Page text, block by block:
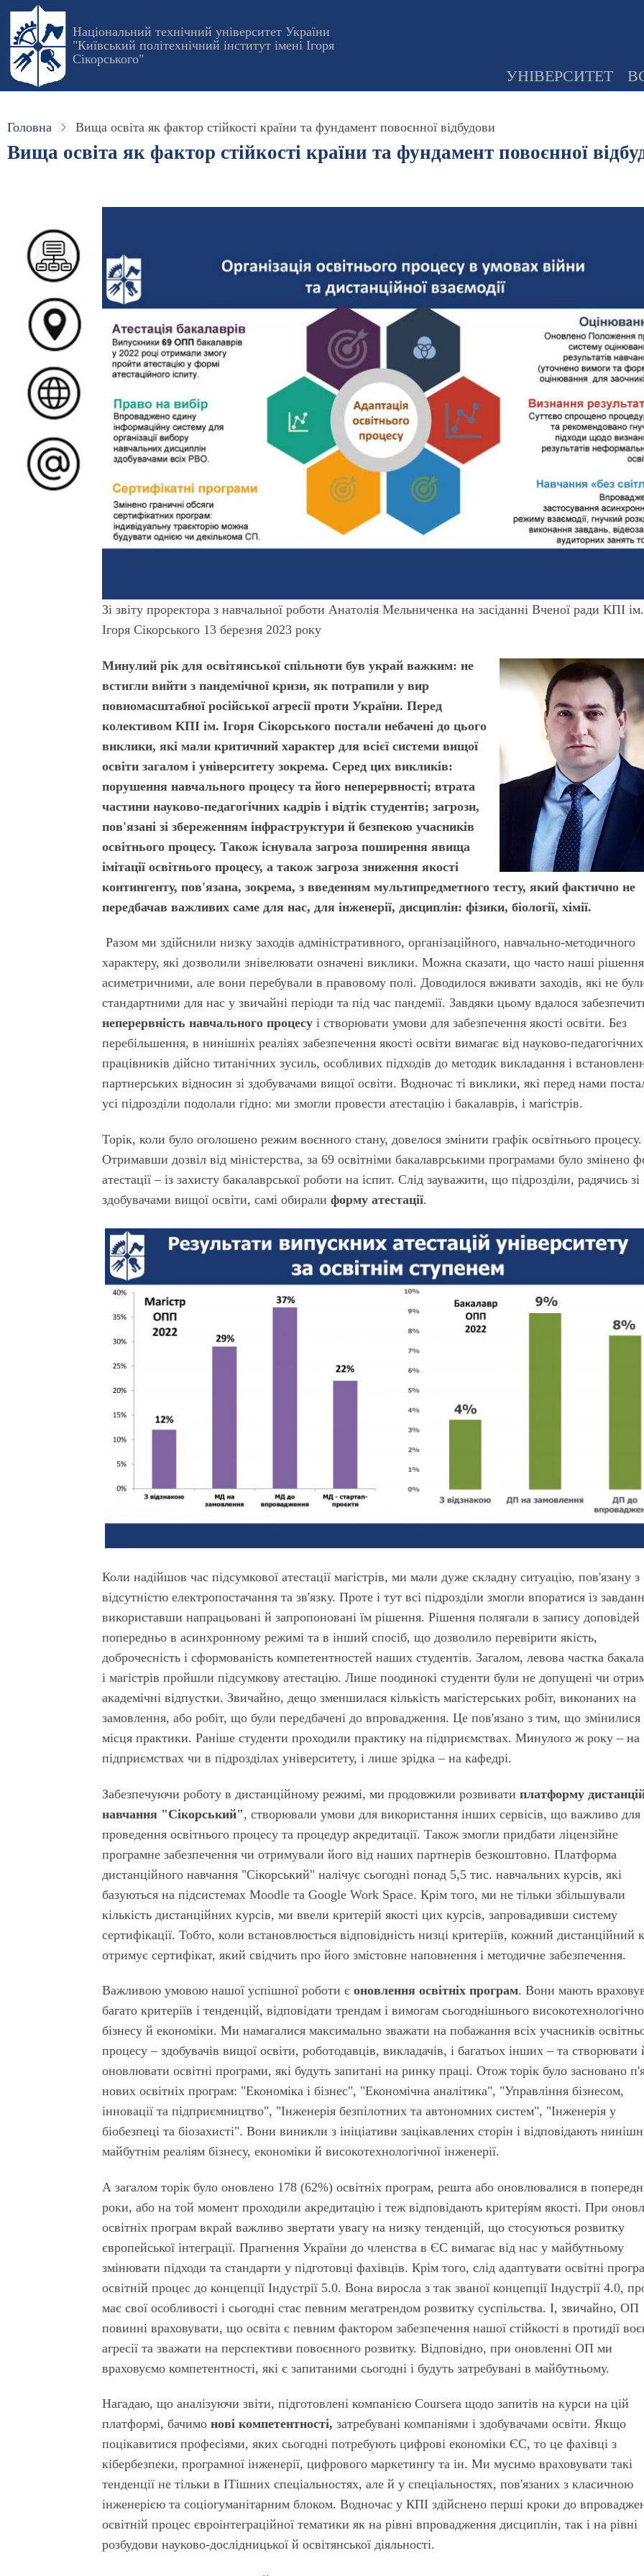
Перейти
основного
вмісту
Національний технічний університет України
"Київський політехнічний інститут імені Ігоря
Сікорського"
УНІВЕРСИТЕТ
Головна Вища освіта як фактор стійкості країни та фундамент повоєнної відбудови
Вища освіта як фактор стійкості країни та фундамент повоєнної
Зі звіту проректора з навчальної роботи Анатолія Мельниченка на засіданні Вченої ради КПІ ім.
Ігоря Сікорського 13 березня 2023 року
Минулий рік для освітянської спільноти був украй важким: не
встигли вийти з пандемічної кризи, як потрапили у вир
повномасштабної російської агресії проти України. Перед
колективом КПІ ім. Ігоря Сікорського постали небачені до цього
виклики, які мали критичний характер для всієї системи вищої
освіти загалом і університету зокрема. Серед цих викликів:
порушення навчального процесу та його неперервності; втрата
частини науково-педагогічних кадрів і відтік студентів; загрози,
пов'язані зі збереженням інфраструктури й безпекою учасників
освітнього процесу. Також існувала загроза поширення явища
імітації освітнього процесу, а також загроза зниження якості
контингенту, пов'язана, зокрема, з введенням мультипредметного тесту, який фактично не
передбачав важливих саме для нас, для інженерії, дисциплін: фізики, біології, хімії.
Разом ми здійснили низку заходів адміністративного, організаційного, навчально-методичного
характеру, які дозволили знівелювати означені виклики. Можна сказати, що часто наші
асиметричними, але вони перебували в правовому полі. Доводилося вживати заходів, які не
стандартними для нас у звичайні періоди та під час пандемії. Завдяки цьому вдалося
неперервність навчального процесу і створювати умови для забезпечення якості освіти. Без
перебільшення, в нинішніх реаліях забезпечення якості освіти вимагає від науково-педагогічних
працівників дійсно титанічних зусиль, особливих підходів до методик викладання і
партнерських відносин зі здобувачами вищої освіти. Водночас ті виклики, які перед нами
усі підрозділи подолали гідно: ми змогли провести атестацію і бакалаврів, і магістрів.
Торік, коли було оголошено режим воєнного стану, довелося змінити графік освітнього процесу.
Отримавши дозвіл від міністерства, за 69 освітніми бакалаврськими програмами було змінено
атестації – із захисту бакалаврської роботи на іспит. Слід зауважити, що підрозділи, радячись зі
здобувачами вищої освіти, самі обиралиформу атестації.
Коли надійшов час підсумкової атестації магістрів, ми мали дуже складну ситуацію, пов'язану з
відсутністю електропостачання та зв'язку. Проте і тут всі підрозділи змогли впоратися із
використавши напрацьовані й запропоновані їм рішення. Рішення полягали в запису доповідей
попередньо в асинхронному режимі та в інший спосіб, що дозволило перевірити якість,
доброчесність і сформованість компетентностей наших студентів. Загалом, левова частка
і магістрів пройшли підсумкову атестацію. Лише поодинокі студенти були не допущені чи
академічні відпустки. Звичайно, дещо зменшилася кількість магістерських робіт, виконаних на
замовлення, або робіт, що були передбачені до впровадження. Це пов'язано з тим, що змінилися
місця практики. Раніше студенти проходили практику на підприємствах. Минулого ж року – на
підприємствах чи в підрозділах університету, і лише зрідка – на кафедрі.
Забезпечуючи роботу в дистанційному режимі, ми продовжили розвиватиплатформу
навчання "Сікорський", створювали умови для використання інших сервісів, що важливо для
проведення освітнього процесу та процедур акредитації. Також змогли придбати ліцензійне
програмне забезпечення чи отримували його від наших партнерів безкоштовно. Платформа
дистанційного навчання "Сікорський" налічує сьогодні понад 5,5 тис. навчальних курсів, які
базуються на підсистемах Moodle та Google Work Space. Крім того, ми не тільки збільшували
кількість дистанційних курсів, ми ввели критерій якості цих курсів, запровадивши систему
сертифікації. Тобто, коли встановлюється відповідність низці критеріїв, кожний дистанційний
отримує сертифікат, який свідчить про його змістовне наповнення і методичне забезпечення.
Важливою умовою нашої успішної роботи єоновлення освітніх програм. Вони мають
багато критеріїв і тенденцій, відповідати трендам і вимогам сьогоднішнього
бізнесу й економіки. Ми намагалися максимально зважати на побажання всіх учасників
процесу – здобувачів вищої освіти, роботодавців, викладачів, і багатьох інших – та створювати
оновлювати освітні програми, які будуть запитані на ринку праці. Отож торік було засновано
нових освітніх програм: "Економіка і бізнес", "Економічна аналітика", "Управління бізнесом,
інновації та підприємництво", "Інженерія безпілотних та автономних систем", "Інженерія у
біобезпеці та біозахисті". Вони виникли з ініціативи зацікавлених сторін і відповідають
майбутнім реаліям бізнесу, економіки й високотехнологічної інженерії.
А загалом торік було оновлено 178 (62%) освітніх програм, решта або оновлювалися в
роки, або на той момент проходили акредитацію і теж відповідають критеріям якості. При
освітніх програм вкрай важливо звертати увагу на низку тенденцій, що стосуються розвитку
європейської інтеграції. Прагнення України до членства в ЄС вимагає від нас у майбутньому
змінювати підходи та стандарти у підготовці фахівців. Крім того, слід адаптувати освітні
освітній процес до концепції Індустрії 5.0. Вона виросла з так званої концепції Індустрії 4.0,
має свої особливості і сьогодні стає певним мегатрендом розвитку суспільства. І, звичайно, ОП
повинні враховувати, що освіта є певним фактором забезпечення нашої стійкості в протидії
агресії та зважати на перспективи повоєнного розвитку. Відповідно, при оновленні ОП ми
враховуємо компетентності, які є запитаними сьогодні і будуть затребувані в майбутньому.
Нагадаю, що аналізуючи звіти, підготовлені компанією Coursera щодо запитів на курси на цій
платформі, бачимонові компетентності, затребувані компаніями і здобувачами освіти. Якщо
поцікавитися професіями, яких сьогодні потребують цифрові економіки ЄС, то це фахівці з
кібербезпеки, програмної інженерії, цифрового маркетингу та ін. Ми мусимо враховувати такі
тенденції не тільки в ІТішних спеціальностях, але й у спеціальностях, пов'язаних з класичною
інженерією та соціогуманітарним блоком. Водночас у КПІ здійснено перші кроки до
освітній процес євроінтеграційної тематики як на рівні впровадження дисциплін, так і на рівні
розбудови науково-дослідницької й освітянської діяльності.